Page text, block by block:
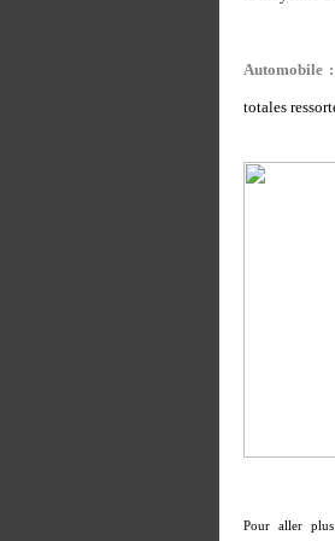
Automobile :
totales
Pour aller